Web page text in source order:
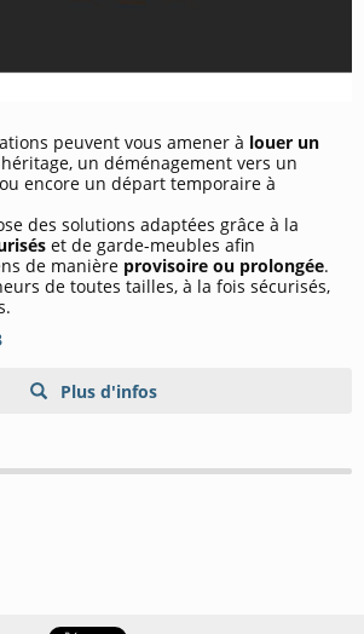
peuvent vous amener à louer un
un déménagement vers un
encore un départ temporaire à
des solutions adaptées grâce à la
et de garde-meubles afin
de manière provisoire ou prolongée.
de toutes tailles, à la fois sécurisés,
Plus d'infos